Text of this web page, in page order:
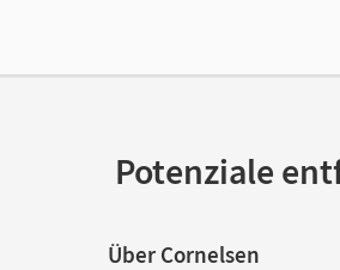
Potenziale
Über Cornelsen